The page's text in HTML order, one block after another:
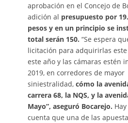
aprobación en el Concejo de
adición al presupuesto por
pesos y en un principio se
total serán 150. “Se espera
licitación para adquirirlas
este año y las cámaras estén
2019, en corredores de mayor
siniestralidad, cómo la
carrera 68, la NQS, y la
Mayo”, aseguró Bocarejo.
cuenta que una de las